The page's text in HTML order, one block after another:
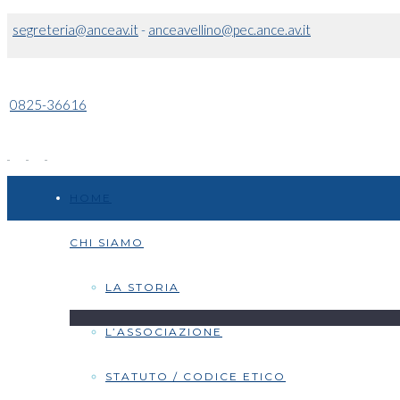
segreteria@anceav.it- anceavellino@pec.ance.av.it
0825-36616
CHI SIAMO
LA STORIA
L’ASSOCIAZIONE
STATUTO / CODICE ETICO